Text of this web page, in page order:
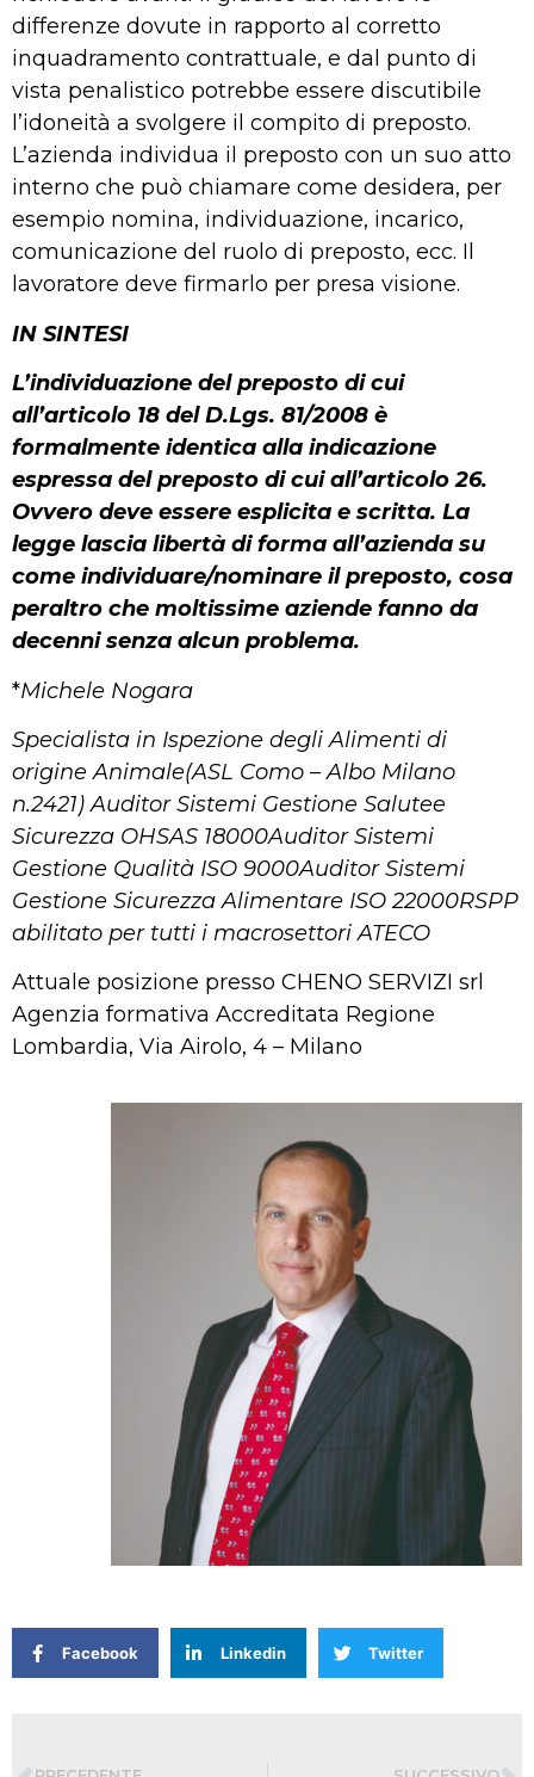
differenze dovute in rapporto al corretto
inquadramento contrattuale, e dal punto di
vista penalistico potrebbe essere discutibile
l’idoneità a svolgere il compito di preposto.
L’azienda individua il preposto con un suo atto
interno che può chiamare come desidera, per
esempio nomina, individuazione, incarico,
comunicazione del ruolo di preposto, ecc. Il
lavoratore deve firmarlo per presa visione.
IN SINTESI
L’individuazione del preposto di cui
all’articolo 18 del D.Lgs. 81/2008 è
formalmente identica alla indicazione
espressa del preposto di cui all’articolo 26.
Ovvero deve essere esplicita e scritta. La
legge lascia libertà di forma all’azienda su
come individuare/nominare il preposto, cosa
peraltro che moltissime aziende fanno da
decenni senza alcun problema.
*Michele Nogara
Specialista in Ispezione degli Alimenti di
origine Animale(ASL Como – Albo Milano
n.2421) Auditor Sistemi Gestione Salutee
Sicurezza OHSAS 18000Auditor Sistemi
Gestione Qualità ISO 9000Auditor Sistemi
Gestione Sicurezza Alimentare ISO 22000RSPP
abilitato per tutti i macrosettori ATECO
Attuale posizione presso CHENO SERVIZI srl
Agenzia formativa Accreditata Regione
Lombardia, Via Airolo, 4 – Milano
Facebook Linkedin Twitter